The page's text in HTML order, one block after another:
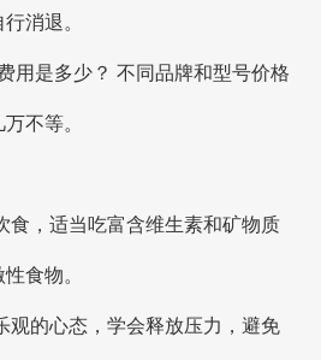
消退。
用是多少？ 不同品牌和型号价格
不等。
食，适当吃富含维生素和矿物质
食物。
观的心态，学会释放压力，避免